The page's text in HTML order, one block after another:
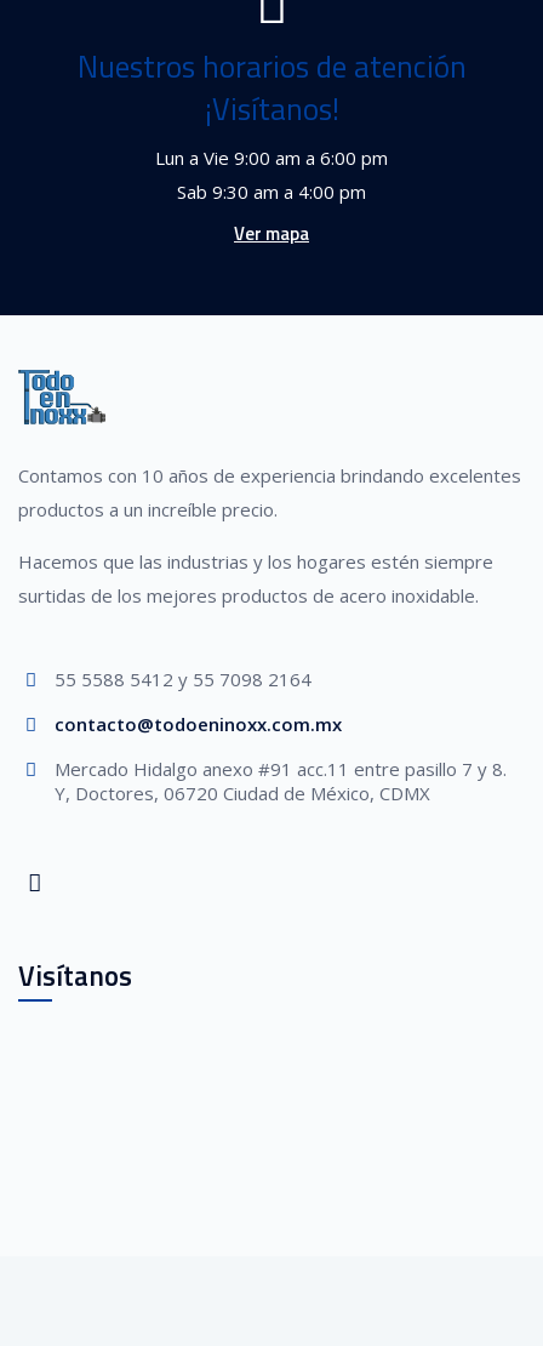
Nuestros horarios de atención
¡Visítanos!
Lun a Vie 9:00 am a 6:00 pm
Sab 9:30 am a 4:00 pm
Ver mapa
Contamos con 10 años de experiencia brindando excelentes
productos a un increíble precio.
Hacemos que las industrias y los hogares estén siempre
surtidas de los mejores productos de acero inoxidable.
55 5588 5412 y 55 7098 2164
contacto@todoeninoxx.com.mx
Mercado Hidalgo anexo #91 acc.11 entre pasillo 7 y 8.
Y, Doctores, 06720 Ciudad de México, CDMX
Visítanos